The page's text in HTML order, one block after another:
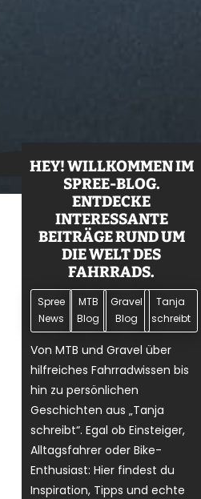
HEY! WILLKOMMEN IM
SPREE-BLOG.
ENTDECKE
INTERESSANTE
BEITRÄGE RUND UM
DIE WELT DES
FAHRRADS.
Spree
News
MTB
Blog
Gravel
Blog
Tanja
schreibt
Von MTB und Gravel über
hilfreiches Fahrradwissen bis
hin zu persönlichen
Geschichten aus „Tanja
schreibt“. Egal ob Einsteiger,
Alltagsfahrer oder Bike-
Enthusiast: Hier findest du
Inspiration, Tipps und echte